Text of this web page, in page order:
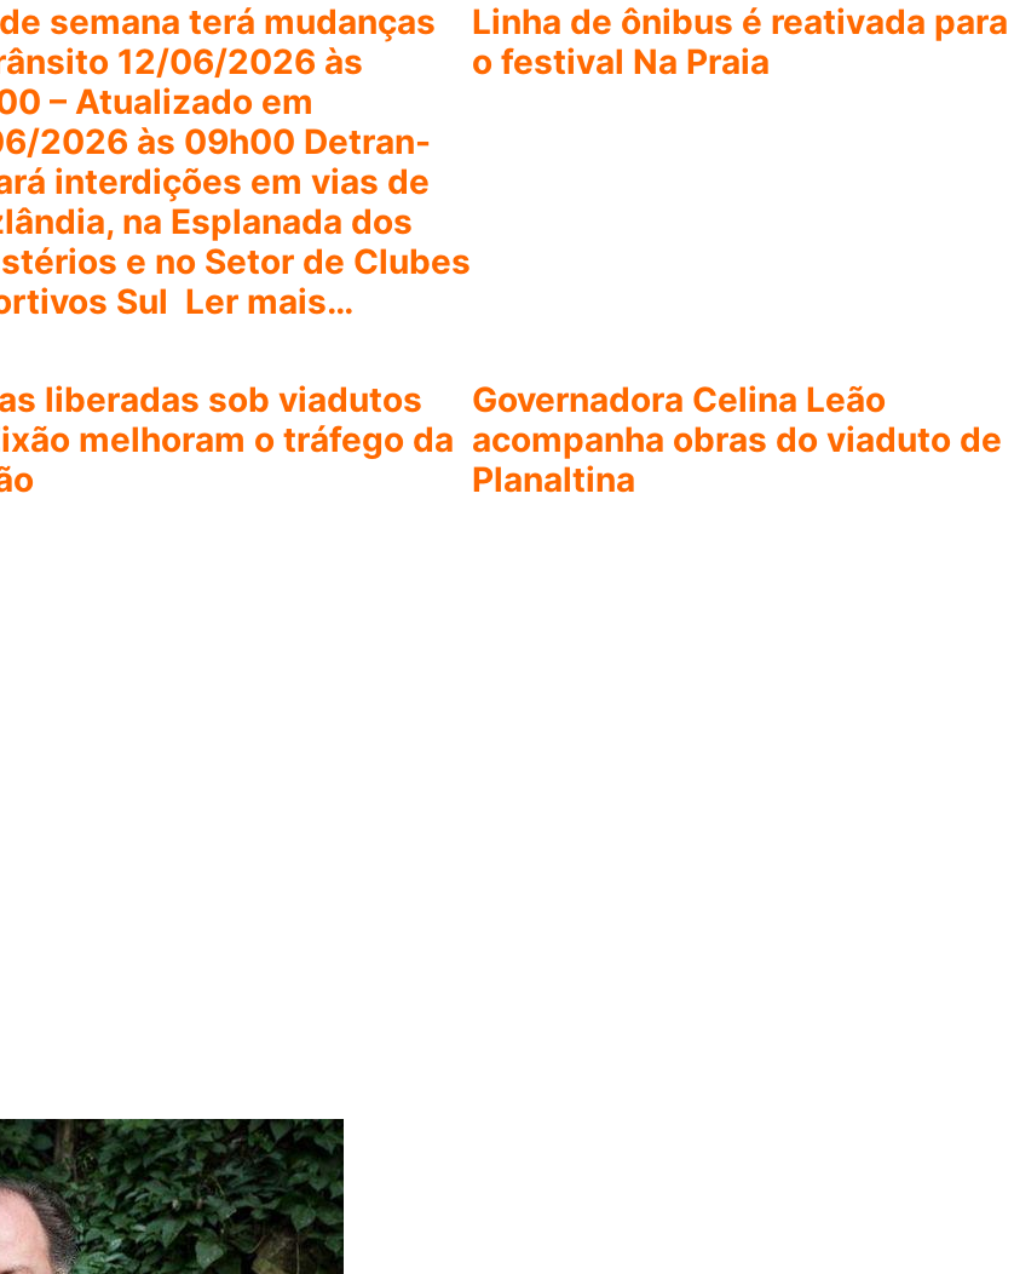
semana terá mudanças
12/06/2026 às
– Atualizado em
2026 às 09h00 Detran-
interdições em vias de
na Esplanada dos
e no Setor de Clubes
Sul Ler mais…
Linha de ônibus é reativada para
o festival Na Praia
liberadas sob viadutos
melhoram o tráfego da
Governadora Celina Leão
acompanha obras do viaduto de
Planaltina